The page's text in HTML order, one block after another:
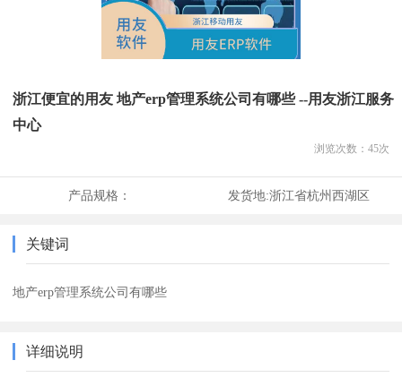
浙江便宜的用友 地产erp管理系统公司有哪些 --用友浙江服务
中心
浏览次数： 45次
产品规格： 发货地:浙江省杭州西湖区
关键词
地产erp管理系统公司有哪些
详细说明